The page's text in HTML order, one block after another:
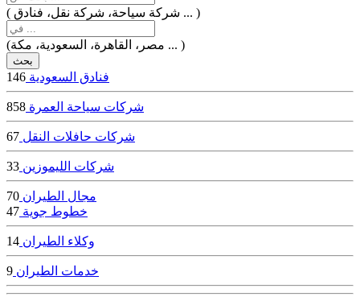
( شركة سياحة، شركة نقل، فنادق ... )
(مصر، القاهرة، السعودية، مكة ... )
فنادق السعودية 146
شركات سياحة العمرة 858
شركات حافلات النقل 67
شركات الليموزين 33
مجال الطيران 70
خطوط جوية 47
وكلاء الطيران 14
خدمات الطيران 9